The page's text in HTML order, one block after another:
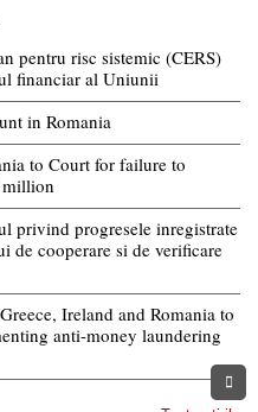
pentru risc sistemic (CERS)
financiar al Uniunii
in Romania
to Court for failure to
million
privind progresele inregistrate
de cooperare si de verificare
Ireland and Romania to
anti-money laundering